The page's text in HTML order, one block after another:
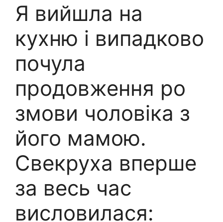
Я вийшла на
кухню і випадково
почула
продовження ро
змови чоловіка з
його мамою.
Свекруха вперше
за весь час
висловилася: